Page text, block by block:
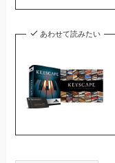
あわせて読みたい